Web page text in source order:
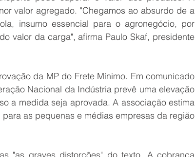
valor agregado. "Chegamos ao absurdo de a
insumo essencial para o agronegócio, por
valor da carga", afirma Paulo Skaf, presidente
da MP do Frete Mínimo. Em comunicado
Nacional da Indústria prevê uma elevação
a medida seja aprovada. A associação estima
as pequenas e médias empresas da região